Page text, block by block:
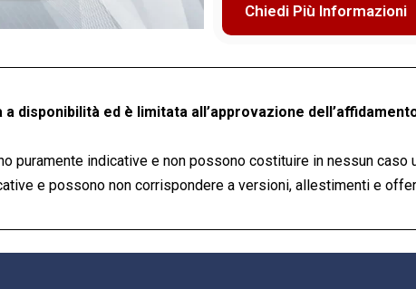
Chiedi Più Informazioni
disponibilità ed è limitata all’approvazione
puramente indicative e non possono costituire in nessun caso
e possono non corrispondere a versioni, allestimenti e